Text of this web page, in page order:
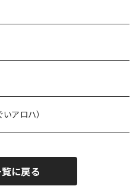
アロハ）
に戻る